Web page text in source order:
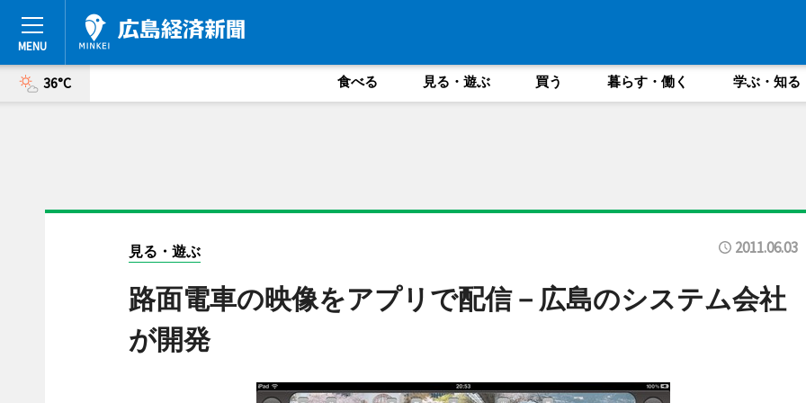
36°C 食べる 見る・遊ぶ 買う 暮らす・働く 学ぶ・知る
見る・遊ぶ 2011.06.03
路面電車の映像をアプリで配信－広島のシステム会社
が開発